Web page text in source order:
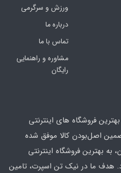
ورزش و سرگرمی
درباره ما
تماس با ما
مشاوره و راهنمایی
رایگان
فروشگاه های اینترنتی
اصل‌بودن کالا موفق شده
به بهترین فروشگاه اینترنتی
هدف ما در نیک تن اسپرت، تامین